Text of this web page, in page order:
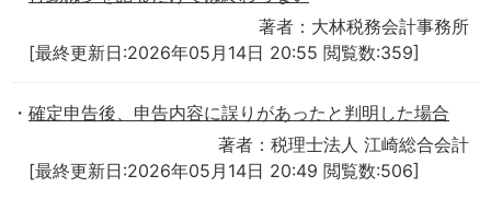
著者：大林税務会計事務所
[最終更新日:2026年05月14日 20:55 閲覧数:359]
確定申告後、申告内容に誤りがあったと判明した場合
著者：税理士法人 江崎総合会計
[最終更新日:2026年05月14日 20:49 閲覧数:506]